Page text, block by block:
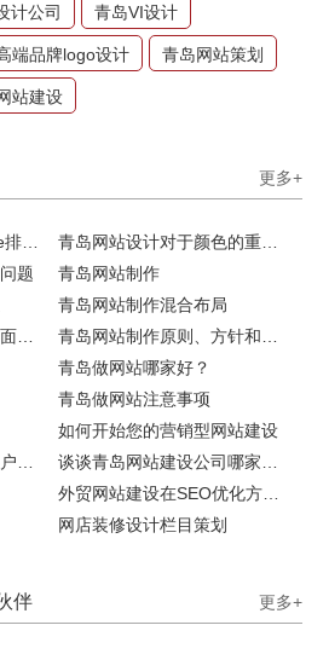
计公司 青岛VI设计
端品牌logo设计 青岛网站策划
站建设
更多+
题
青岛网站制作
青岛网站制作混合布局
青岛做网站哪家好？
青岛做网站注意事项
如何开始您的营销型网站建设
网店装修设计栏目策划
伴 更多+